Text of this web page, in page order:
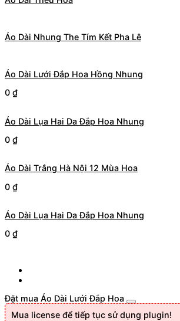
Áo Dài Nhung The Tím Kết Pha Lê
Áo Dài Lưới Đắp Hoa Hồng Nhung
0 ₫
Áo Dài Lụa Hai Da Đắp Hoa Nhung
0 ₫
Áo Dài Trắng Hà Nội 12 Mùa Hoa
0 ₫
Áo Dài Lụa Hai Da Đắp Hoa Nhung
0 ₫
Đặt mua Áo Dài Lưới Đắp Hoa
Mua license để tiếp tục sử dụng plugin!